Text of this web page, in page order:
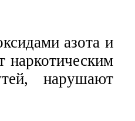
азота и
наркотическим
нарушают